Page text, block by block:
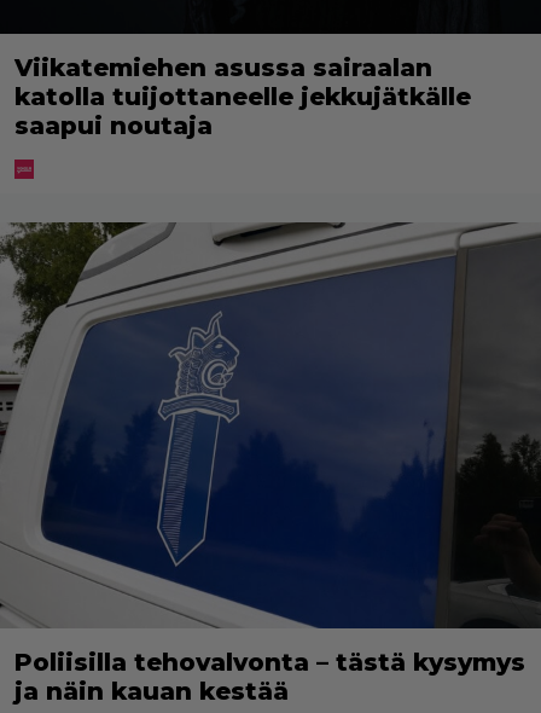
Viikatemiehen asussa sairaalan
katolla tuijottaneelle jekkujätkälle
saapui noutaja
Poliisilla tehovalvonta – tästä kysymys
ja näin kauan kestää